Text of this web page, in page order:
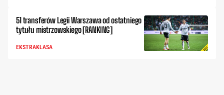
51 transferów Legii Warszawa od ostatniego
tytułu mistrzowskiego [RANKING]
EKSTRAKLASA